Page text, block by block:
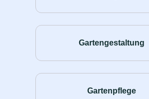
Gartengestaltung
Gartenpflege